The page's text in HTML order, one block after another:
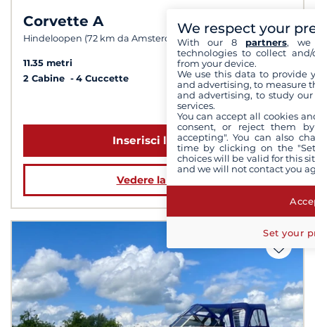
Corvette A
Hindeloopen (72 km da Amsterdam)
11.35 metri
2 Cabine
4 Cuccette
a partire da 1 559 €
Inserisci le date
Vedere la barca
We respect your
With our 8 partners, we
technologies to collect
from your device.
We use this data to provide
and advertising, to measure
and advertising, to study
services.
You can accept all cookies
consent, or reject them
accepting". You can also
time by clicking on the
choices will be valid for this
and we will not contact you
Set your